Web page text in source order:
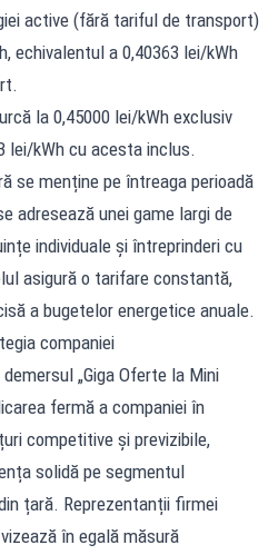
active (fără tariful de transport)
echivalentul a 0,40363 lei/kWh
la 0,45000 lei/kWh exclusiv
lei/kWh cu acesta inclus.
se menține pe întreaga perioadă
adresează unei game largi de
individuale și întreprinderi cu
asigură o tarifare constantă,
a bugetelor energetice anuale.
companiei
„Giga Oferte la Mini
fermă a companiei în
competitive și previzibile,
solidă pe segmentul
țară. Reprezentanții firmei
în egală măsură